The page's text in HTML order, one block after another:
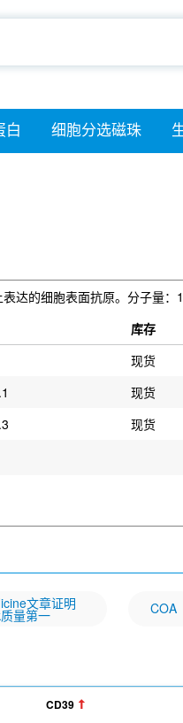
白 细胞分选磁珠
达的细胞表面抗原。分子量：
库存
现货
现货
现货
文章证明
量第一 COA
CD39